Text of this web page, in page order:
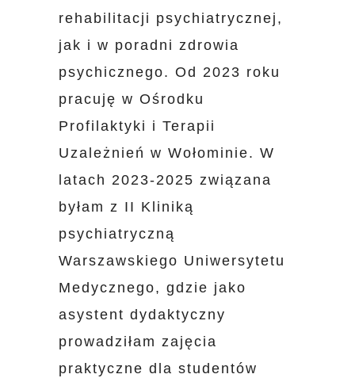
rehabilitacji psychiatrycznej,
jak i w poradni zdrowia
psychicznego. Od 2023 roku
pracuję w Ośrodku
Profilaktyki i Terapii
Uzależnień w Wołominie. W
latach 2023-2025 związana
byłam z II Kliniką
psychiatryczną
Warszawskiego Uniwersytetu
Medycznego, gdzie jako
asystent dydaktyczny
prowadziłam zajęcia
praktyczne dla studentów